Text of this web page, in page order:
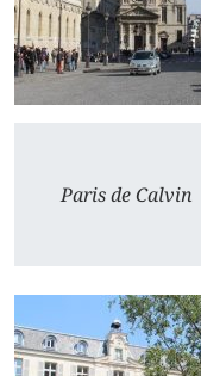
Paris de Calvin